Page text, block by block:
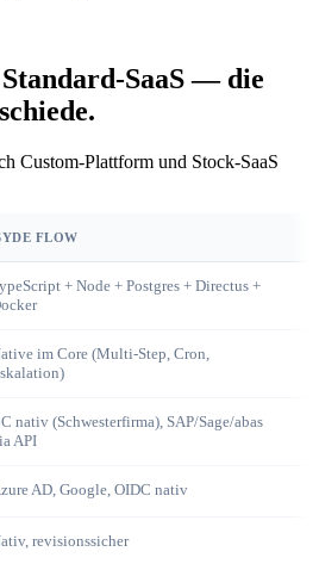
SaaS — die
Custom-Plattform und Stock-SaaS
FLOW
+ Node + Postgres + Directus +
im Core (Multi-Step, Cron,
nativ (Schwesterfirma), SAP/Sage/abas
API
AD, Google, OIDC nativ
revisionssicher